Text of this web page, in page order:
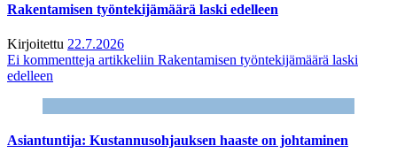
Rakentamisen työntekijämäärä laski edelleen
Kirjoitettu 22.7.2026
Ei kommentteja artikkeliin Rakentamisen työntekijämäärä laski
edelleen
Asiantuntija: Kustannusohjauksen haaste on johtaminen